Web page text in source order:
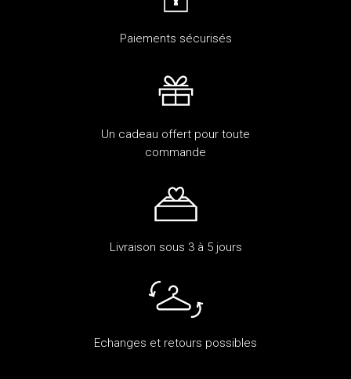
Paiements sécurisés
Un cadeau offert pour toute
commande
Livraison sous 3 à 5 jours
Echanges et retours possibles